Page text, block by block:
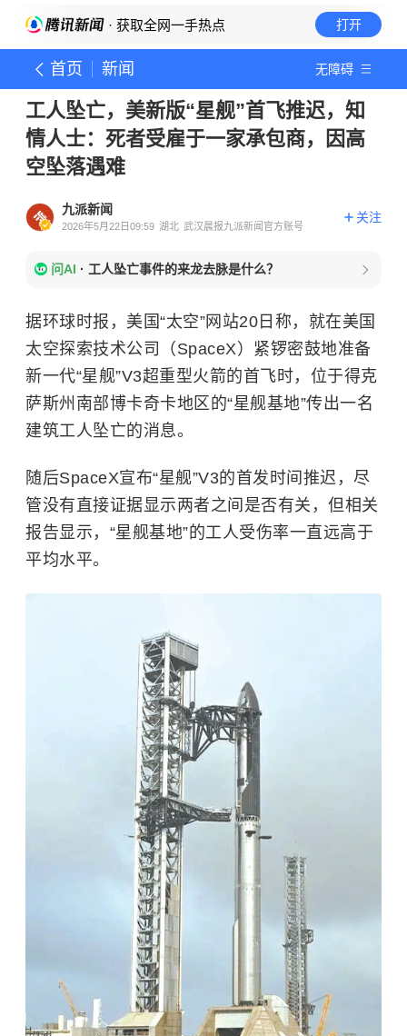
· 获取全网一手热点 打开
首页 新闻 无障碍
工人坠亡，美新版“星舰”首飞推迟，知
情人士：死者受雇于一家承包商，因高
空坠落遇难
九派新闻
2026年5月22日09:59 湖北 武汉晨报九派新闻官方账号
关注
问AI · 工人坠亡事件的来龙去脉是什么？
据环球时报，美国“太空”网站20日称，就在美国
太空探索技术公司（SpaceX）紧锣密鼓地准备
新一代“星舰”V3超重型火箭的首飞时，位于得克
萨斯州南部博卡奇卡地区的“星舰基地”传出一名
建筑工人坠亡的消息。
随后SpaceX宣布“星舰”V3的首发时间推迟，尽
管没有直接证据显示两者之间是否有关，但相关
报告显示，“星舰基地”的工人受伤率一直远高于
平均水平。